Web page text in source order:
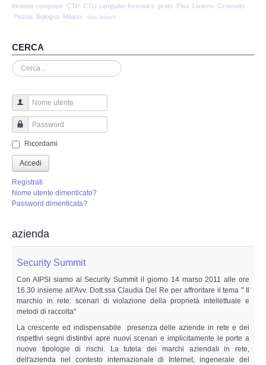
Perizia Truffa Banca e Online
Perizia Dash Cam
Perizia Controllo lavoratori
Perizia Chat WhatsApp,Telegram
Perizia DVR
Perizia IoT e IIoT
Perizia Ransomware Malware
Perizia Incidente Stradale
Perizia Data Breach
Digital Intelligence OSINT
forense computer CTP CTU computer forensics prato Pisa Livorno Grosseto
Pistoia
Bologna Milano. data breach
CERCA
Cerca...
Nome utente
Password
Ricordami
Accedi
Registrati
Nome utente dimenticato?
Password dimenticata?
azienda
Security Summit
Con AIPSI siamo al Security Summit il giorno 14 marso 2011 alle ore
16.30 insieme all'Avv. Dott.ssa Claudia Del Re per affrontare il tema " Il
marchio in rete: scenari di violazione della proprietà intellettuale e
metodi di raccolta"
La crescente ed indispensabile presenza delle aziende in rete e dei
rispettivi segni distintivi apre nuovi scenari e implicitamente le porte a
nuove tipologie di rischi. La tutela dei marchi aziendali in rete,
dell'azienda nel contesto internazionale di Internet, ingenerale del